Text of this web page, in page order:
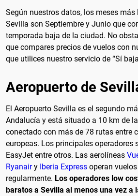
Según nuestros datos, los meses
Sevilla son Septiembre y Junio que
temporada baja de la ciudad. No
que compares precios de vuelos con
que utilices nuestro servicio de “Sí
Aeropuerto de
El Aeropuerto Sevilla es el segundo
Andalucía y está situado a 10 km de
conectado con más de 78 rutas entre
europeas. Los principales operadores
EasyJet entre otros. Las aerolíneas
Ryanairy Iberia Express operan
regularmente. Los operadores low
baratos a Sevilla al menos una vez a